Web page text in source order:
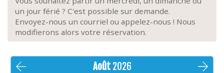
un jour férié ? C'est possible sur demande.
Envoyez-nous un courriel ou appelez-nous ! Nous
modifierons alors votre réservation.
Août 2026